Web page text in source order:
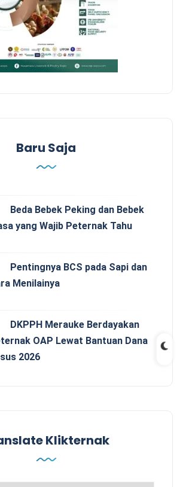
Baru Saja
Beda Bebek Peking dan Bebek
yang Wajib Peternak Tahu
Pentingnya BCS pada Sapi dan
Menilainya
DKPPH Merauke Berdayakan
OAP Lewat Bantuan Dana
2026
Klikternak